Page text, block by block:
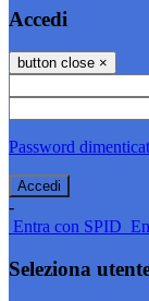
Accedi
button close ×
Password
-
Entra con SPID
Seleziona